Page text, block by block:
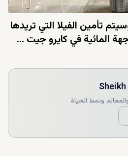
تأمين الفيلا التي تريدها
المائية في كايرو جيت ...
ونمط الحياة